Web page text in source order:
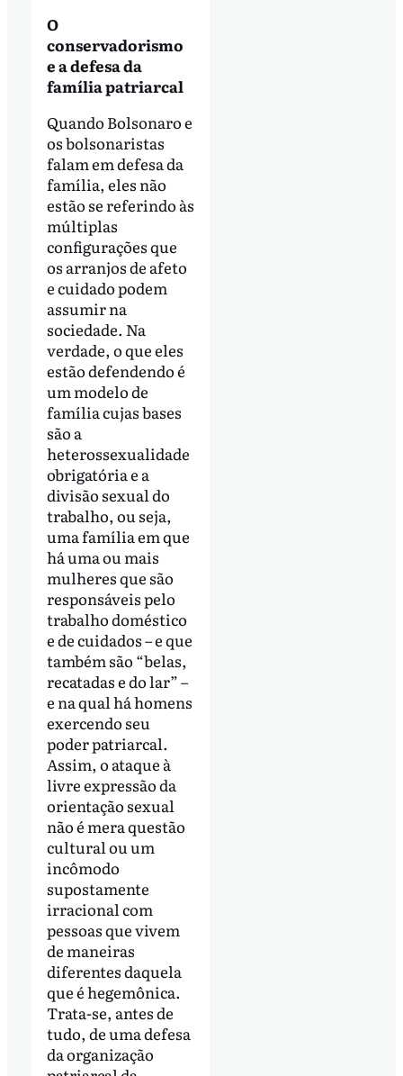
O
conservadorismo
e a defesa da
família patriarcal
Quando Bolsonaro e
os bolsonaristas
falam em defesa da
família, eles não
estão se referindo às
múltiplas
configurações que
os arranjos de afeto
e cuidado podem
assumir na
sociedade. Na
verdade, o que eles
estão defendendo é
um modelo de
família cujas bases
são a
heterossexualidade
obrigatória e a
divisão sexual do
trabalho, ou seja,
uma família em que
há uma ou mais
mulheres que são
responsáveis pelo
trabalho doméstico
e de cuidados – e que
também são “belas,
recatadas e do lar” –
e na qual há homens
exercendo seu
poder patriarcal.
Assim, o ataque à
livre expressão da
orientação sexual
não é mera questão
cultural ou um
incômodo
supostamente
irracional com
pessoas que vivem
de maneiras
diferentes daquela
que é hegemônica.
Trata-se, antes de
tudo, de uma defesa
da organização